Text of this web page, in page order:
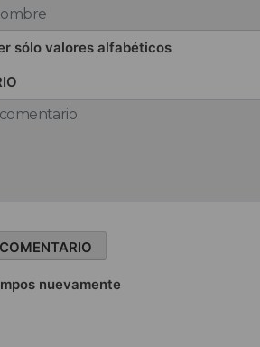
sólo valores alfabéticos
nuevamente